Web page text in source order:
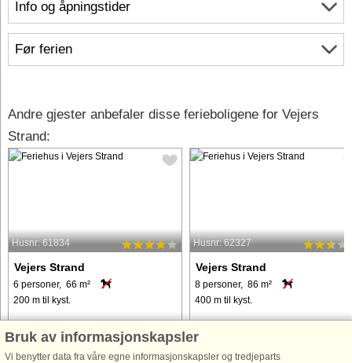
Info og åpningstider
Før ferien
Andre gjester anbefaler disse ferieboligene for Vejers
Strand:
Husnr: 61834
Vejers Strand
6 personer, 66 m²
200 m til kyst.
på en klitgrund og ka. 3 min gang fra
byen og den lange, hvide sandstrand.
Husnr: 62327
Vejers Strand
8 personer, 86 m²
400 m til kyst.
på 3500 m2 naturgrund med mange
træer og kun ca. 400 m til
Bruk av informasjonskapsler
Vi benytter data fra våre egne informasjonskapsler og tredjeparts